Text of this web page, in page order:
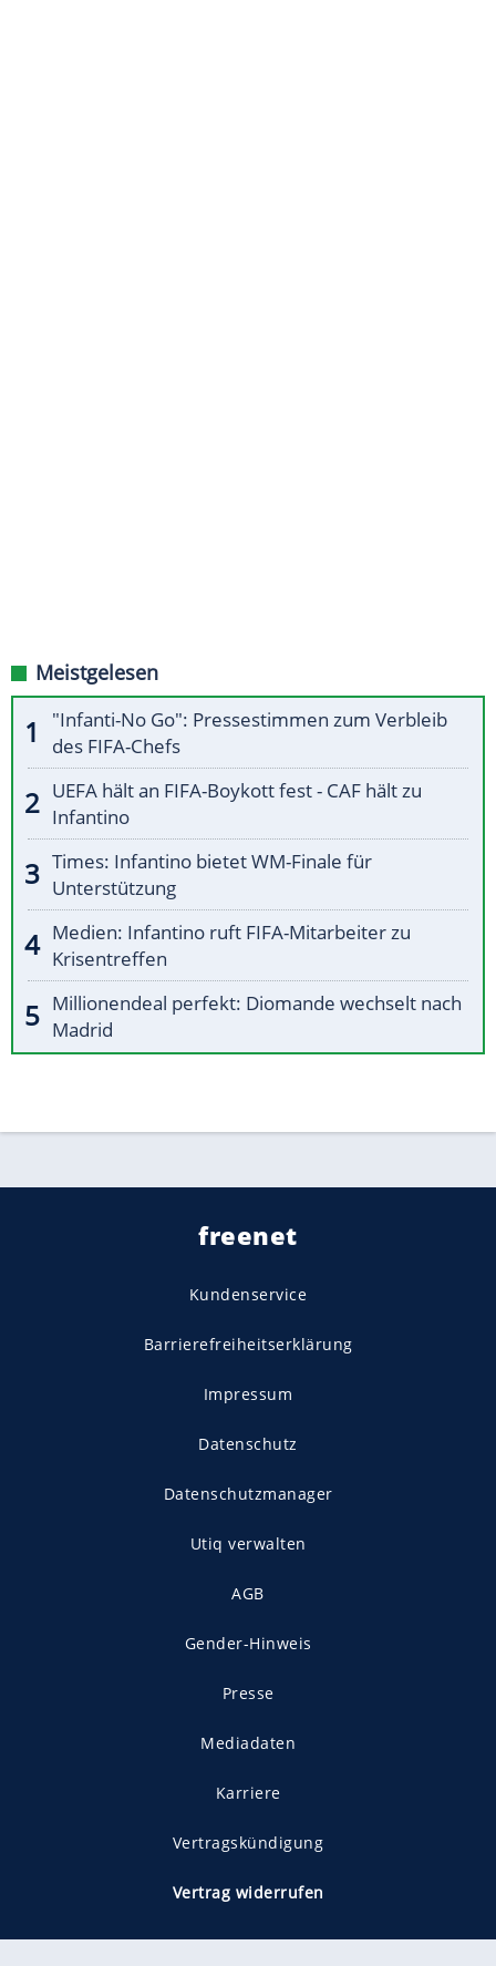
Meistgelesen
"Infanti-No Go": Pressestimmen zum Verbleib
des FIFA-Chefs
UEFA hält an FIFA-Boykott fest - CAF hält zu
Infantino
Times: Infantino bietet WM-Finale für
Unterstützung
Medien: Infantino ruft FIFA-Mitarbeiter zu
Krisentreffen
Millionendeal perfekt: Diomande wechselt nach
Madrid
freenet
Kundenservice
Barrierefreiheitserklärung
Impressum
Datenschutz
Datenschutzmanager
Utiq verwalten
AGB
Gender-Hinweis
Presse
Mediadaten
Karriere
Vertragskündigung
Vertrag widerrufen